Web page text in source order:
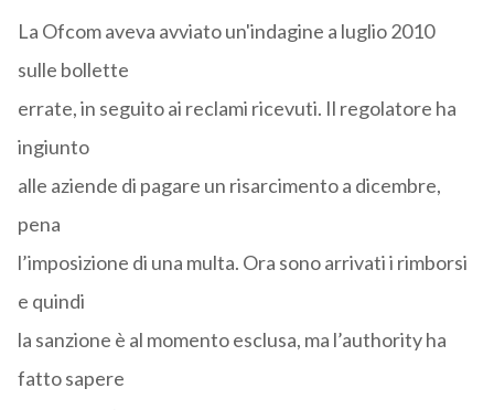
La Ofcom aveva avviato un'indagine a luglio 2010
sulle bollette
errate, in seguito ai reclami ricevuti. Il regolatore ha
ingiunto
alle aziende di pagare un risarcimento a dicembre,
pena
l’imposizione di una multa. Ora sono arrivati i rimborsi
e quindi
la sanzione è al momento esclusa, ma l’authority ha
fatto sapere